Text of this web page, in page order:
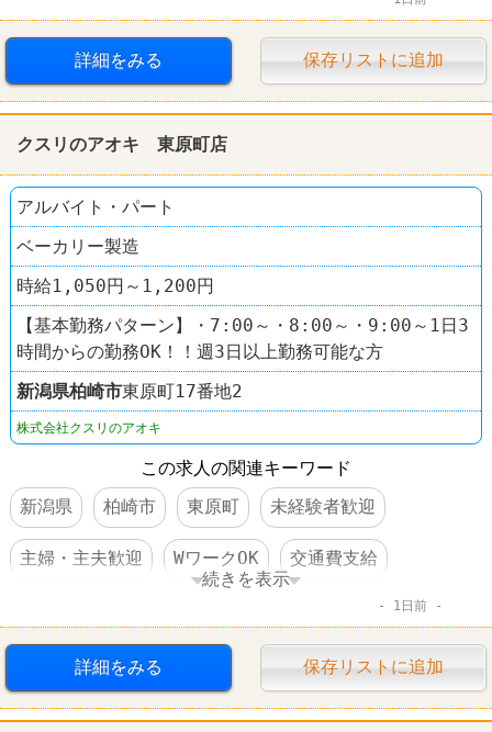
詳細をみる 保存リストに追加
クスリのアオキ 東原町店
アルバイト・パート
ベーカリー製造
時給1,050円～1,200円
【基本勤務パターン】・7:00～・8:00～・9:00～1日3
時間からの勤務OK！！週3日以上勤務可能な方
新潟県柏崎市東原町17番地2
株式会社クスリのアオキ
この求人の関連キーワード
新潟県
柏崎市 東原町 未経験者歓迎
主婦・主夫歓迎 WワークOK 交通費支給
オープニングスタッフ ドラッグストア
クスリのアオキ
続きを表示
1日前
詳細をみる 保存リストに追加